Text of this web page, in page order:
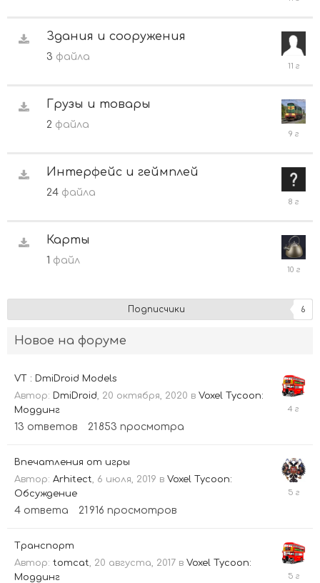
Здания и сооружения
3 файла
15
Грузы и товары
2 файла
20
Интерфейс и геймплей
24 файла
17
Карты
1 файл
16
Подписчики 6
Новое на форуме
VT : DmiDroid Models
Автор: DmiDroid, 20 октября, 2020 в Voxel Tycoon:
Моддинг
13 ответов 21 853 просмотра
Впечатления от игры
Автор: Arhitect, 6 июля, 2019 в Voxel Tycoon:
Обсуждение
4 ответа 21 916 просмотров
25
Транспорт
Автор: tomcat, 20 августа, 2017 в Voxel Tycoon:
Моддинг
18